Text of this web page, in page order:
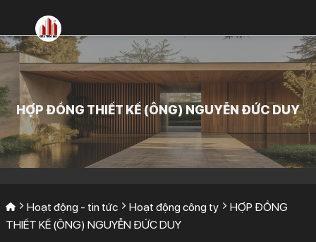
nội
dung
HỢP ĐỒNG THIẾT KẾ (ÔNG) NGUYỄN ĐỨC DUY
Hoạt động - tin tức Hoạt động công ty
HỢP ĐỒNG
THIẾT KẾ (ÔNG) NGUYỄN ĐỨC DUY